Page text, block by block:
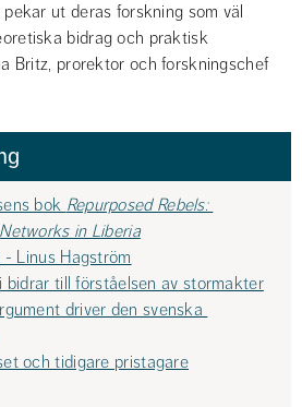
ut deras forskning som väl
bidrag och praktisk
Britz, prorektor och forskningschef
bok Repurposed Rebels:
in Liberia
Linus Hagström
bidrar till förståelsen av stormakter
driver den svenska
och tidigare pristagare